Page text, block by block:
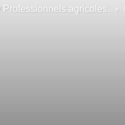
agricoles.